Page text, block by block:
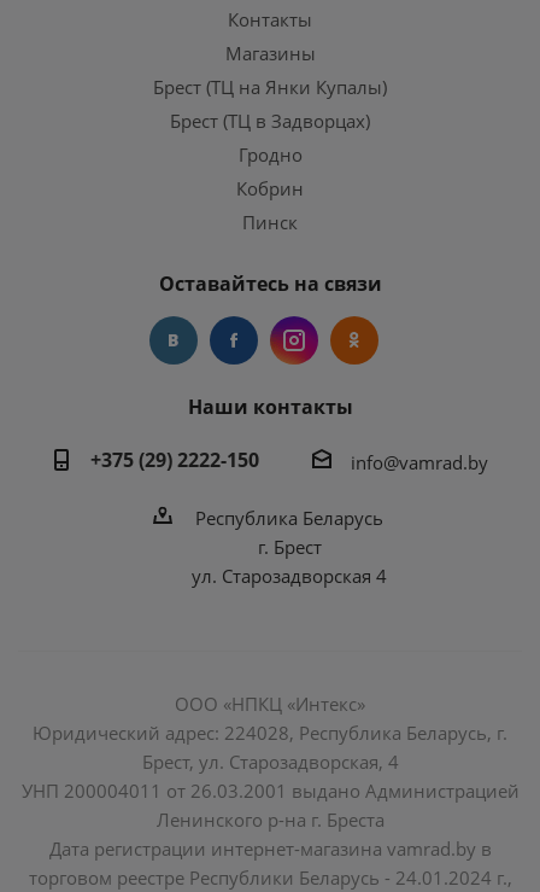
Контакты
Магазины
Брест (ТЦ на Янки Купалы)
Брест (ТЦ в Задворцах)
Гродно
Кобрин
Пинск
Оставайтесь на связи
Наши контакты
+375 (29) 2222-150
info@vamrad.by
Республика Беларусь
г. Брест
ул. Старозадворская 4
ООО «НПКЦ «Интекс»
Юридический адрес: 224028, Республика Беларусь, г.
Брест, ул. Старозадворская, 4
УНП 200004011 от 26.03.2001 выдано Администрацией
Ленинского р-на г. Бреста
Дата регистрации интернет-магазина vamrad.by в
торговом реестре Республики Беларусь - 24.01.2024 г.,